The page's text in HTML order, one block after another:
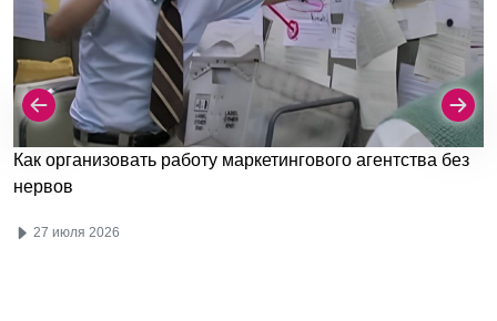
Как организовать работу маркетингового агентства без
нервов
27 июля 2026